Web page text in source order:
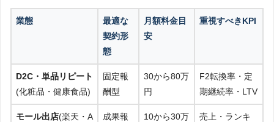
業態
最適な
契約形
態
月額料金目
安
重視すべきKPI
D2C・単品リピート
(化粧品・健康食品)
固定報
酬型
30から80万
円
F2転換率・定
期継続率・LTV
モール出店(楽天・A
成果報
10から30万
売上・ランキ